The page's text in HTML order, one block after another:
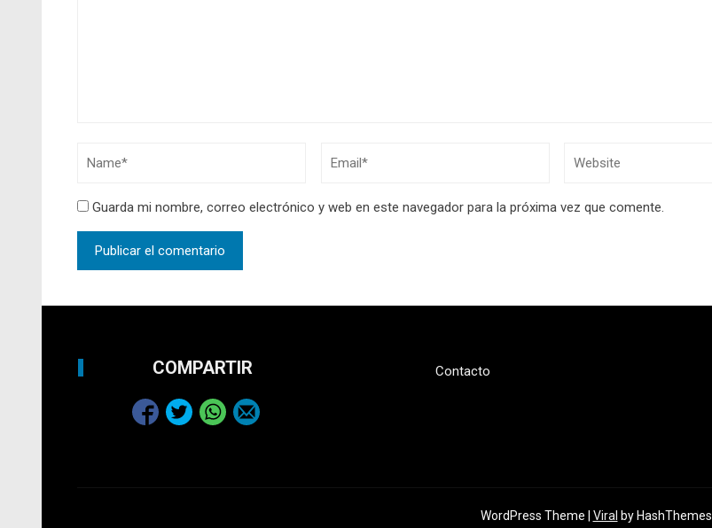
Guarda mi nombre, correo electrónico y web en este navegador para la próxima vez que comente.
COMPARTIR Contacto
WordPress Theme | Viral by HashThemes